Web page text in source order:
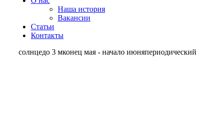
Наша история
Вакансии
Статьи
Контакты
солнцедо 3 мконец мая - начало июняпериодический